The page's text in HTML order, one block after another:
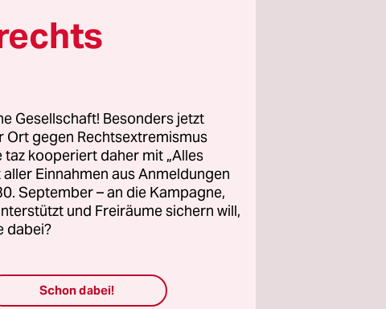
des
Drittel
regierten
für die
sich die
auf 1,3
des
Gesellschaft! Besonders jetzt
Ort gegen Rechtsextremismus
kooperiert daher mit „Alles
Einnahmen aus Anmeldungen
September – an die Kampagne,
und Freiräume sichern will,
dabei?
Schon dabei!